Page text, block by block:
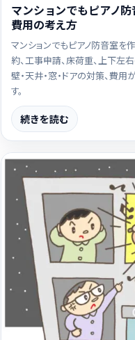
マンションでもピアノ防
費用の考え方
マンションでもピアノ防音室を
約、工事申請、床荷重、上下左
壁・天井・窓・ドアの対策、費
す。
続きを読む